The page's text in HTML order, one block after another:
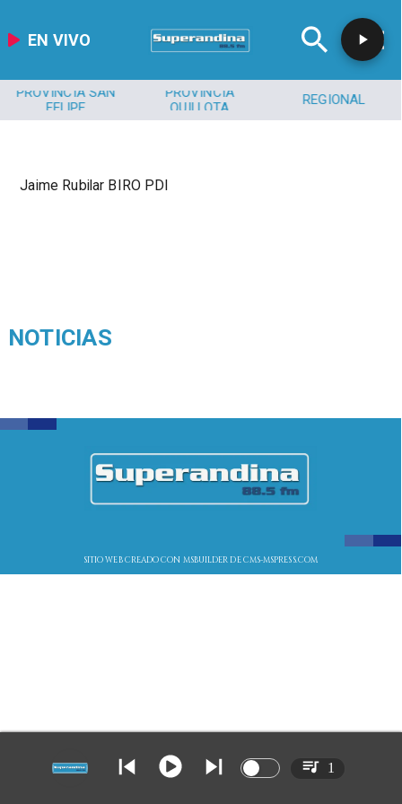
EN VIVO
PROVINCIA SAN
FELIPE
PROVINCIA
QUILLOTA
REGIONAL
Jaime Rubilar BIRO PDI
NOTICIAS
SITIO WEB CREADO CON MSBUILDER DE CMS-MSPRESS.COM
1